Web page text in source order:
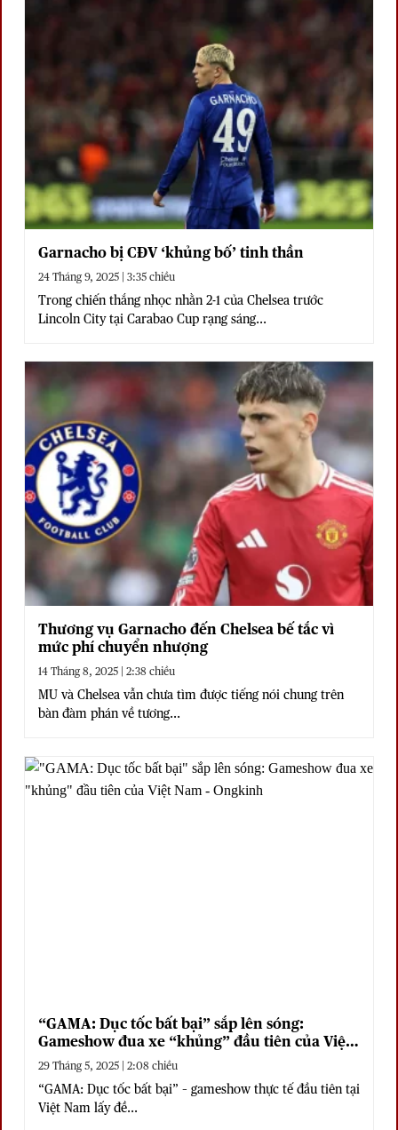
Garnacho bị CĐV ‘khủng bố’ tinh thần
24 Tháng 9, 2025 | 3:35 chiều
Trong chiến thắng nhọc nhằn 2-1 của Chelsea trước
Lincoln City tại Carabao Cup rạng sáng...
Thương vụ Garnacho đến Chelsea bế tắc vì
mức phí chuyển nhượng
14 Tháng 8, 2025 | 2:38 chiều
MU và Chelsea vẫn chưa tìm được tiếng nói chung trên
bàn đàm phán về tương...
“GAMA: Dục tốc bất bại” sắp lên sóng:
Gameshow đua xe “khủng” đầu tiên của Việt
Nam
29 Tháng 5, 2025 | 2:08 chiều
“GAMA: Dục tốc bất bại” – gameshow thực tế đầu tiên tại
Việt Nam lấy đề...